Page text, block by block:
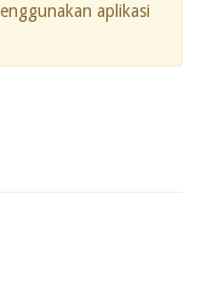
aplikasi